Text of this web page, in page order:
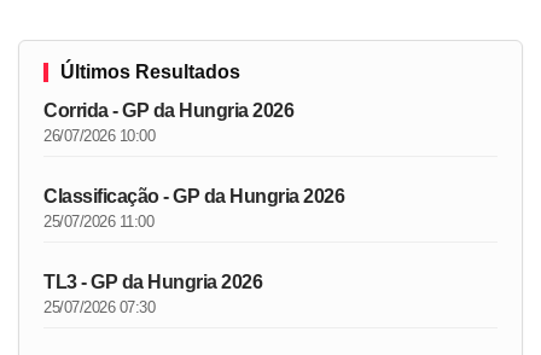
Últimos Resultados
Corrida - GP da Hungria 2026
26/07/2026 10:00
Classificação - GP da Hungria 2026
25/07/2026 11:00
TL3 - GP da Hungria 2026
25/07/2026 07:30